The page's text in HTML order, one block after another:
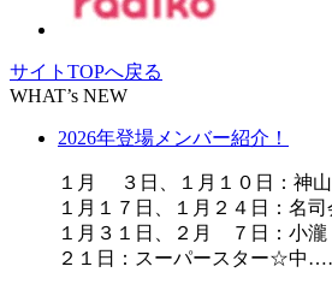
サイトTOPへ戻る
WHAT’s NEW
2026年登場メンバー紹介！
１月 ３日、１月１０日：神山
１月１７日、１月２４日：名
１月３１日、２月 ７日：小
２１日：スーパースター☆中